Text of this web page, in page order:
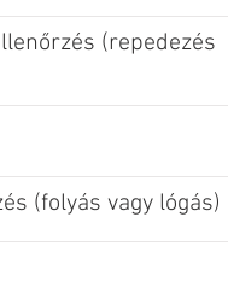
(repedezés
(folyás vagy lógás)